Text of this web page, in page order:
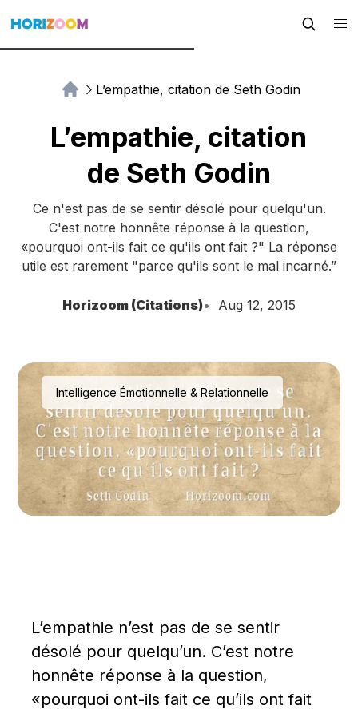
L’empathie, citation de Seth Godin
L’empathie, citation
de Seth Godin
Ce n'est pas de se sentir désolé pour quelqu'un.
C'est notre honnête réponse à la question,
«pourquoi ont-ils fait ce qu'ils ont fait ?" La réponse
utile est rarement "parce qu'ils sont le mal incarné.”
Horizoom (Citations) Aug 12, 2015
Intelligence Émotionnelle & Relationnelle
L’empathie n’est pas de se sentir
désolé pour quelqu’un. C’est notre
honnête réponse à la question,
«pourquoi ont-ils fait ce qu’ils ont fait